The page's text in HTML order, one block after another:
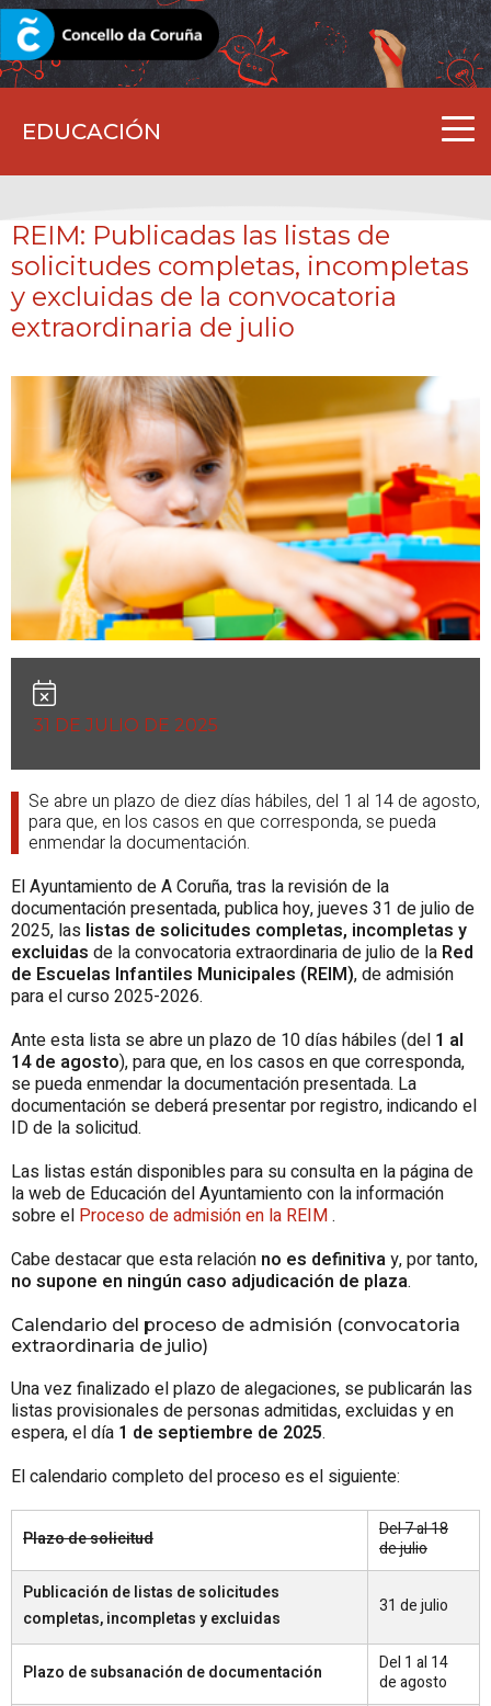
EDUCACIÓN
CORUNA.GAL
REIM: Publicadas las listas de
solicitudes completas, incompletas
y excluidas de la convocatoria
extraordinaria de julio
31 DE JULIO DE 2025
Se abre un plazo de diez días hábiles, del 1 al 14 de agosto,
para que, en los casos en que corresponda, se pueda
enmendar la documentación.
El Ayuntamiento de A Coruña, tras la revisión de la
documentación presentada, publica hoy, jueves 31 de julio de
2025, las listas de solicitudes completas, incompletas y
excluidas de la convocatoria extraordinaria de julio de la Red
de Escuelas Infantiles Municipales (REIM), de admisión
para el curso 2025-2026.
Ante esta lista se abre un plazo de 10 días hábiles (del 1 al
14 de agosto), para que, en los casos en que corresponda,
se pueda enmendar la documentación presentada. La
documentación se deberá presentar por registro, indicando el
ID de la solicitud.
Las listas están disponibles para su consulta en la página de
la web de Educación del Ayuntamiento con la información
sobre el Proceso de admisión en la REIM.
Cabe destacar que esta relación no es definitivay, por tanto,
no supone en ningún caso adjudicación de plaza.
Calendario del proceso de admisión (convocatoria
extraordinaria de julio)
Una vez finalizado el plazo de alegaciones, se publicarán las
listas provisionales de personas admitidas, excluidas y en
espera, el día 1 de septiembre de 2025.
El calendario completo del proceso es el siguiente:
Plazo de solicitud
Del 7 al 18
de julio
Publicación de listas de solicitudes
completas, incompletas y excluidas
31 de julio
Plazo de subsanación de documentación
Del 1 al 14
de agosto